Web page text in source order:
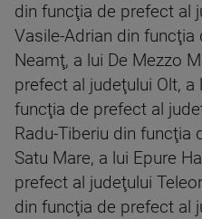
din funcţia de prefect al
Vasile-Adrian din
Neamţ, a lui De Mezzo
prefect al judeţului Olt, a
funcţia de prefect al
Radu-Tiberiu din funcţia
Satu Mare, a lui Epure
prefect al judeţului
din funcţia de prefect al